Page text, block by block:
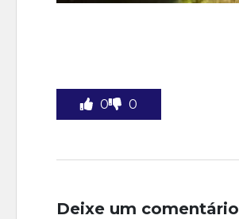
0 0
Deixe um comentário